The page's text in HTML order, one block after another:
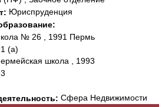
Юриспруденция
№ 26 , 1991 Пермь
(а)
школа , 1993
Сфера Недвижимости